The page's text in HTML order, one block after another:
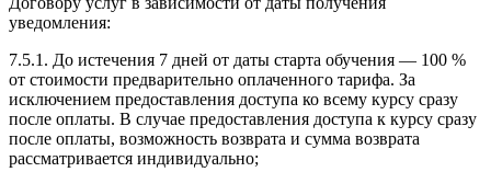
уведомления:
7.5.1. До истечения 7 дней от даты старта обучения — 100 %
от стоимости предварительно оплаченного тарифа. За
исключением предоставления доступа ко всему курсу сразу
после оплаты. В случае предоставления доступа к курсу сразу
после оплаты, возможность возврата и сумма возврата
рассматривается индивидуально;